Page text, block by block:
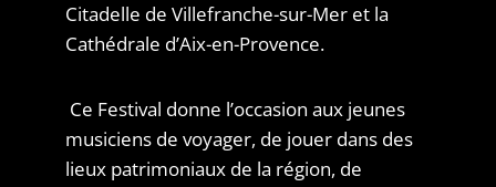
Citadelle de Villefranche-sur-Mer et la
Cathédrale d’Aix-en-Provence.
Ce Festival donne l’occasion aux jeunes
musiciens de voyager, de jouer dans des
lieux patrimoniaux de la région, de